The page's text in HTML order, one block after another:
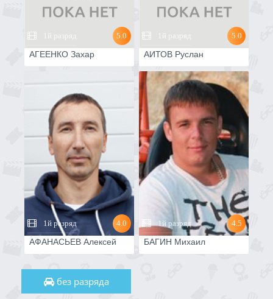
1й разряд 5.0
АГЕЕНКО Захар
1й разряд 5.0
АИТОВ Руслан
1й разряд 4.0
АФАНАСЬЕВ Алексей
1й разряд 4.5
БАГИН Михаил
без разряда